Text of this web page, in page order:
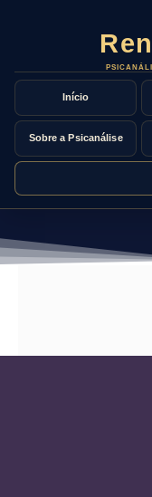
Início
Sobre a Psicanálise